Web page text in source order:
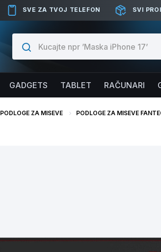
SVE ZA TVOJ TELEFON SVI
GADGETS TABLET RAČUNARI
PODLOGE ZA MISEVE PODLOGE ZA MISEVE